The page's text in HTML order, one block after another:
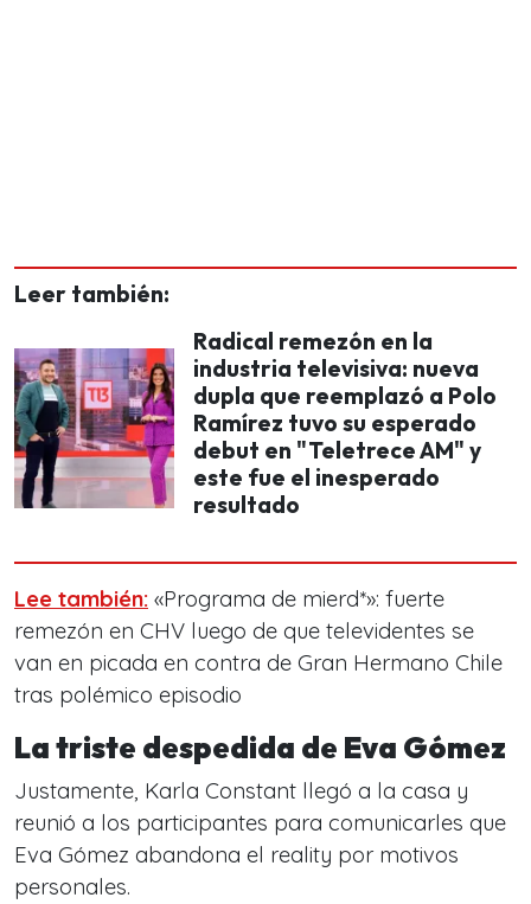
Leer también:
Radical remezón en la
industria televisiva: nueva
dupla que reemplazó a Polo
Ramírez tuvo su esperado
debut en "Teletrece AM" y
este fue el inesperado
resultado
Lee también: «Programa de mierd*»: fuerte
remezón en CHV luego de que televidentes se
van en picada en contra de Gran Hermano Chile
tras polémico episodio
La triste despedida de Eva Gómez
Justamente, Karla Constant llegó a la casa y
reunió a los participantes para comunicarles que
Eva Gómez abandona el reality por motivos
personales.